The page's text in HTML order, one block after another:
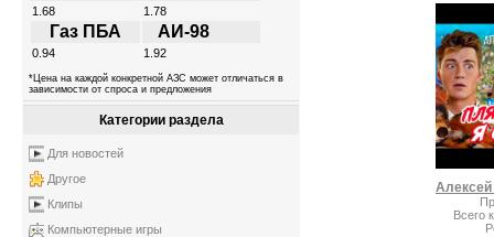
1.68 1.78
Газ ПБА АИ-98
0.94 1.92
*Цена на каждой конкретной АЗС может отличаться в
зависимости от спроса и предложения
Категории раздела
Для новостей
Другое
Клипы
Компьютерные игры
Всего